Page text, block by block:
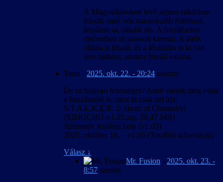
A Magyarításokon levő sajnos ritkábban
frissül, mert oda macerásabb feltölteni,
frissíteni az oldalát stb. A frissítéseket
elsősorban itt javasolt keresni. A játék
oldala is frissül, és a főoldalra is ki van
téve hírként, amikor frissül valami.
Tomi - 2025. okt. 22. - 20:24 szerint:
De ez hogyan lehetséges? Azért várjuk meg várja
a hozzászóló is, mert itt csak azt írja:
S.T.A.L.K.E.R. 2: Heart of Chornobyl
(S2HOCHU-v1.05.zip, 28,47 MB)
Alternatív letöltési hely (v1.05)
2025. október 10. – v1.05 (További információ)
Válasz ↓
Mr. Fusion - 2025. okt. 23. -
8:57 szerint: